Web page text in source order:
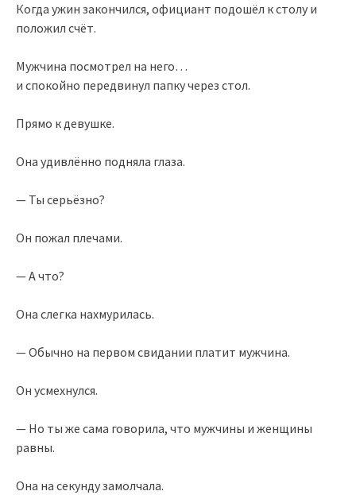
Когда ужин закончился, официант подошёл к столу и
положил счёт.
Мужчина посмотрел на него…
и спокойно передвинул папку через стол.
Прямо к девушке.
Она удивлённо подняла глаза.
— Ты серьёзно?
Он пожал плечами.
— А что?
Она слегка нахмурилась.
— Обычно на первом свидании платит мужчина.
Он усмехнулся.
— Но ты же сама говорила, что мужчины и женщины
равны.
Она на секунду замолчала.